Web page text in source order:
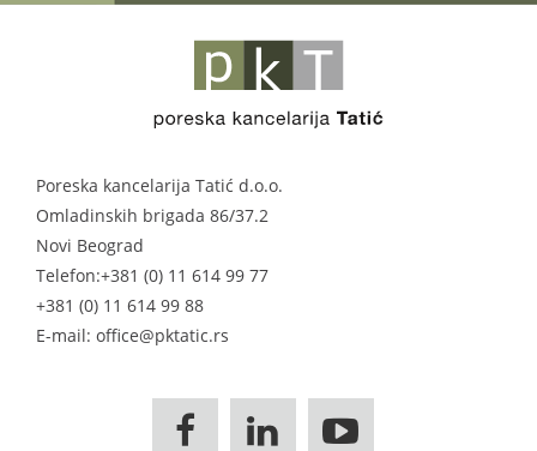
Poreska kancelarija Tatić d.o.o.
Omladinskih brigada 86/37.2
Novi Beograd
Telefon:+381 (0) 11 614 99 77
+381 (0) 11 614 99 88
E-mail: office@pktatic.rs
  